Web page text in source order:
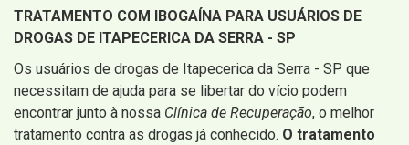
TRATAMENTO COM IBOGAÍNA PARA USUÁRIOS DE
DROGAS DE ITAPECERICA DA SERRA - SP
Os usuários de drogas de Itapecerica da Serra - SP que
necessitam de ajuda para se libertar do vício podem
encontrar junto à nossa Clínica de Recuperação, o melhor
tratamento contra as drogas já conhecido. O tratamento